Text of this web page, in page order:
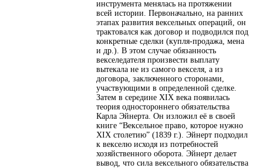
инструмента менялась на протяжении
всей истории. Первоначально, на ранних
этапах развития вексельных операций, он
трактовался как договор и подводился под
конкретные сделки (купля-продажа, мена
и др.). В этом случае обязанность
векселедателя произвести выплату
вытекала не из самого векселя, а из
договора, заключенного сторонами,
участвующими в определенной сделке.
Затем в середине XIX века появилась
теория одностороннего обязательства
Карла Эйнерта. Он изложил её в своей
книге “Вексельное право, которое нужно
XIX столетию” (1839 г.). Эйнерт подходил
к векселю исходя из потребностей
хозяйственного оборота. Эйнерт делает
вывод, что сила вексельного обязательства